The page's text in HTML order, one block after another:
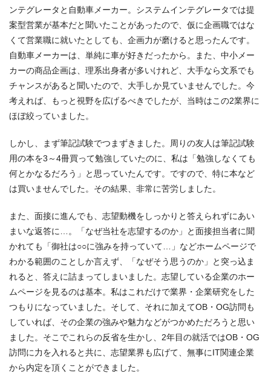
ンテグレータと自動車メーカー。システムインテグレータでは提
案型営業が基本だと聞いたことがあったので、仮に企画職ではな
くて営業職に就いたとしても、企画力が磨けると思ったんです。
自動車メーカーは、単純に車が好きだったから。また、中小メー
カーの商品企画は、理系出身者が多いけれど、大手なら文系でも
チャンスがあると聞いたので、大手しか見ていませんでした。今
考えれば、もっと視野を広げるべきでしたが、当時はこの2業界に
ほぼ絞っていました。
しかし、まず筆記試験でつまずきました。周りの友人は筆記試験
用の本を3～4冊買って勉強していたのに、私は「勉強しなくても
何とかなるだろう」と思っていたんです。ですので、特に本など
は買いませんでした。その結果、非常に苦労しました。
また、面接に進んでも、志望動機をしっかりと答えられずにあい
まいな返答に…。「なぜ当社を志望するのか」と面接担当者に聞
かれても「御社は○○に強みを持っていて…」などホームページで
わかる範囲のことしか言えず、「なぜそう思うのか」と突っ込ま
れると、答えに詰まってしまいました。志望している企業のホー
ムページを見るのは基本。私はこれだけで業界・企業研究をした
つもりになっていました。そして、それに加えてOB・OG訪問も
していれば、その企業の強みや魅力などがつかめただろうと思い
ました。そこでこれらの反省を生かし、2年目の就活ではOB・OG
訪問に力を入れると共に、志望業界も広げて、無事にIT関連企業
から内定を頂くことができました。